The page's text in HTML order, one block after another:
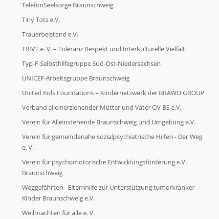
TelefonSeelsorge Braunschweig
Tiny Tots e.V.
Trauerbeistand e.V.
TRIVT e. V. – Toleranz Respekt und Interkulturelle Vielfalt
Typ-F-Selbsthilfegruppe Süd-Ost-Niedersachsen
UNICEF-Arbeitsgruppe Braunschweig
United Kids Foundations – Kindernetzwerk der BRAWO GROUP
Verband alleinerziehender Mütter und Väter OV BS e.V.
Verein für Alleinstehende Braunschweig und Umgebung e.V.
Verein für gemeindenahe sozialpsychiatrische Hilfen - Der Weg
e. V.
Verein für psychomotorische Entwicklungsförderung e.V.
Braunschweig
Weggefährten - Elternhilfe zur Unterstützung tumorkranker
Kinder Braunschweig e.V.
Weihnachten für alle e. V.